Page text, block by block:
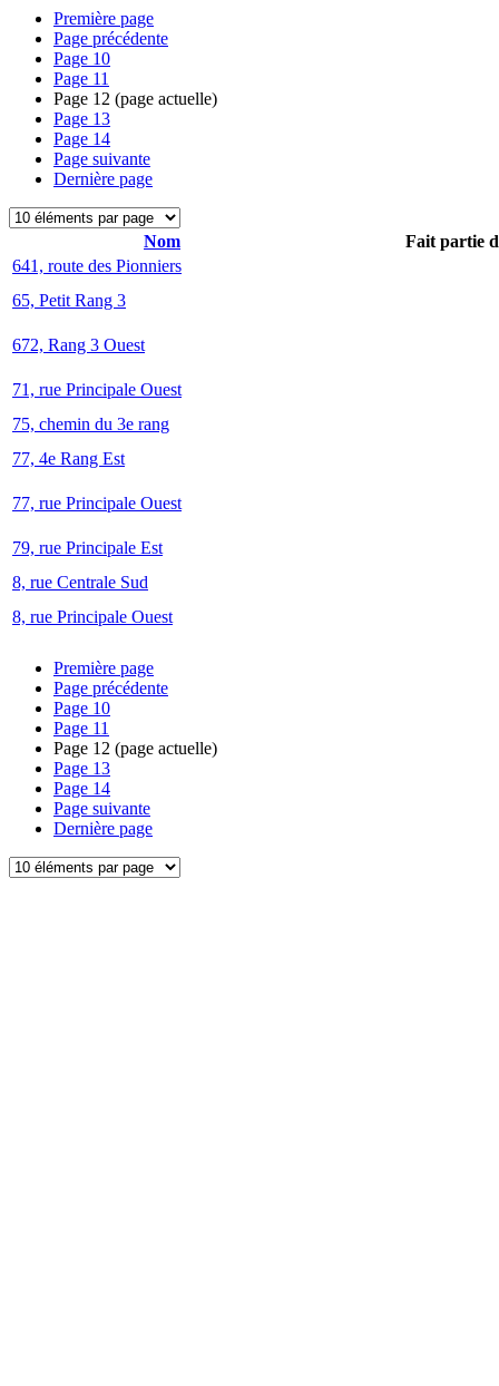
Première page
Page précédente
Page 10
Page 11
Page 12 (page actuelle)
Page 13
Page 14
Page suivante
Dernière page
Nom
Fait partie
641, route des Pionniers
65, Petit Rang 3
672, Rang 3 Ouest
71, rue Principale Ouest
75, chemin du 3e rang
77, 4e Rang Est
77, rue Principale Ouest
79, rue Principale Est
8, rue Centrale Sud
8, rue Principale Ouest
Première page
Page précédente
Page 10
Page 11
Page 12 (page actuelle)
Page 13
Page 14
Page suivante
Dernière page